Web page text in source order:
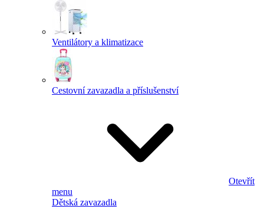
Ventilátory a klimatizace
Cestovní zavazadla a příslušenství
Otevřít
menu
Dětská zavazadla